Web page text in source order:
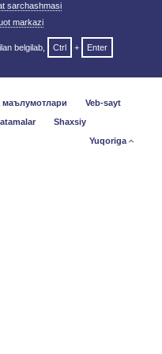
sarchashmasi
markazi
belgilab, Ctrl +
Enter
маълумотлари
Veb-sayt
Shaxsiy
Yuqoriga